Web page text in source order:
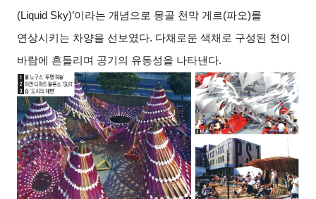
(Liquid Sky)’이라는 개념으로 몽골 천막 게르(파오)를
연상시키는 차양을 선보였다. 다채로운 색채로 구성된 천이
바람에 흔들리며 공기의 유동성을 나타낸다.